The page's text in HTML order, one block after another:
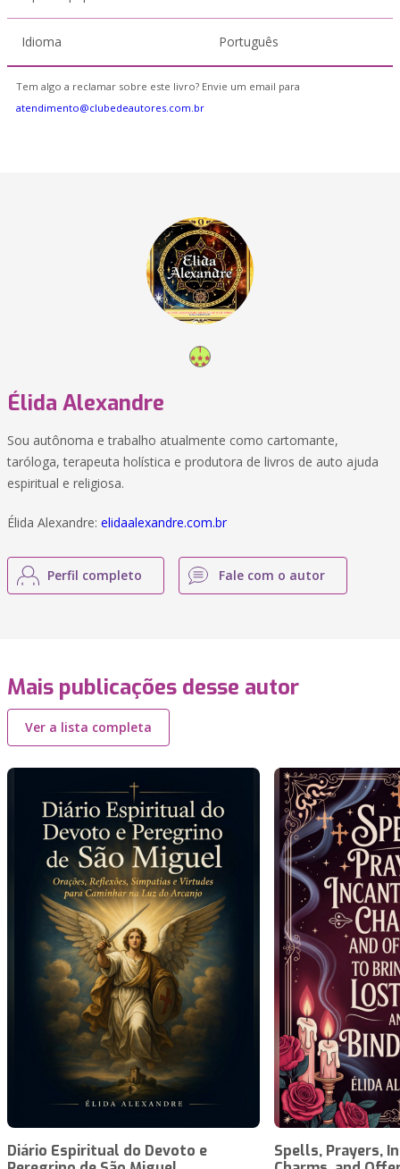
Idioma Português
Tem algo a reclamar sobre este livro? Envie um email para
atendimento@clubedeautores.com.br
Élida Alexandre
Sou autônoma e trabalho atualmente como cartomante,
taróloga, terapeuta holística e produtora de livros de auto ajuda
espiritual e religiosa.
Élida Alexandre: elidaalexandre.com.br
Perfil completo Fale com o autor
Mais publicações desse autor
Ver a lista completa
Diário Espiritual do Devoto e
Spells, Prayers,